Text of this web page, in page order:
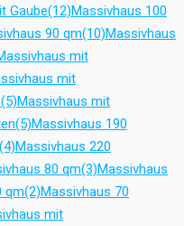
Gaube(12)Massivhaus 100
90 qm(10)Massivhaus
mit
mit
(5)Massivhaus mit
(5)Massivhaus 190
(4)Massivhaus 220
80 qm(3)Massivhaus
qm(2)Massivhaus 70
mit